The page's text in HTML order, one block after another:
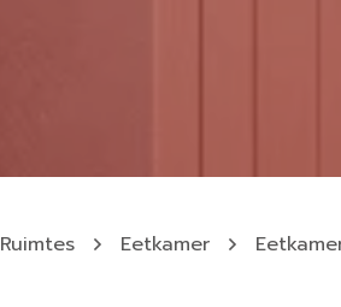
Ruimtes Eetkamer